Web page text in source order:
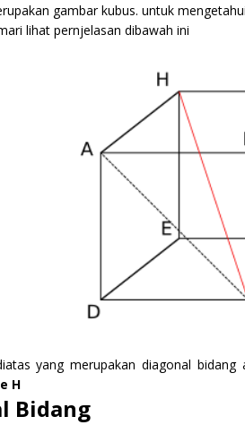
gambar kubus. untuk
lihat pernjelasan dibawah ini
yang merupakan diagonal
H
Bidang